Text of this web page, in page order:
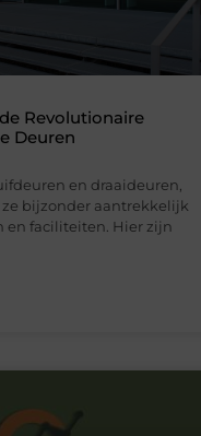
Revolutionaire
Deuren
en draaideuren,
bijzonder aantrekkelijk
en faciliteiten. Hier zijn